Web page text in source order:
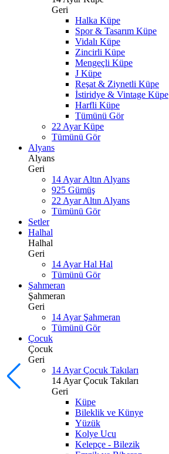
Geri
Halka Küpe
Spor & Tasarım Küpe
Vidalı Küpe
Zincirli Küpe
Mengeçli Küpe
J Küpe
Reşat & Ziynetli Küpe
İstiridye & Vintage Küpe
Harfli Küpe
Tümünü Gör
22 Ayar Küpe
Tümünü Gör
Alyans
Alyans
Geri
14 Ayar Altın Alyans
925 Gümüş
22 Ayar Altın Alyans
Tümünü Gör
Setler
Halhal
Halhal
Geri
14 Ayar Hal Hal
Tümünü Gör
Şahmeran
Şahmeran
Geri
14 Ayar Şahmeran
Tümünü Gör
Çocuk
Çocuk
Geri
14 Ayar Çocuk Takıları
14 Ayar Çocuk Takıları
Geri
Küpe
Bileklik ve Künye
Yüzük
Kolye Ucu
Kelepçe - Bilezik